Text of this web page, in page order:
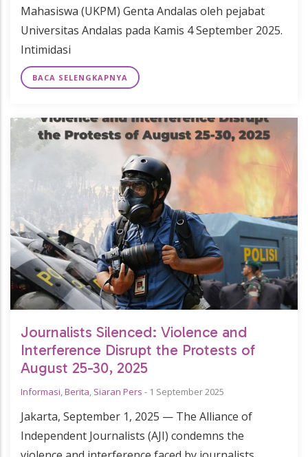
Mahasiswa (UKPM) Genta Andalas oleh pejabat
Universitas Andalas pada Kamis 4 September 2025.
Intimidasi
BACA SELENGKAPNYA
Journalists Silenced: Violence and
Interference Disrupt the Protests of
August 25-30, 2025
Informasi,Berita, Siaran Pers - 1 September 2025
Jakarta, September 1, 2025 — The Alliance of
Independent Journalists (AJI) condemns the